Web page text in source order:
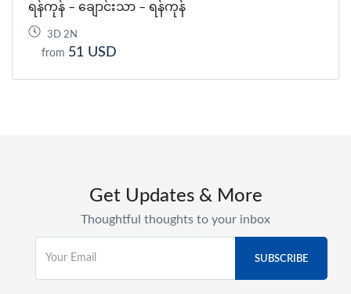
ရန်ကုန် – ချောင်းသာ – ရန်ကုန်
3D 2N
from 51 USD
Get Updates & More
Thoughtful thoughts to your inbox